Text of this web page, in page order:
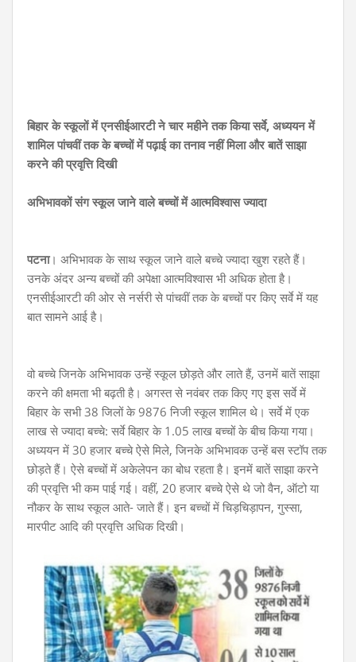
बिहार के स्कूलों में एनसीईआरटी ने चार महीने तक किया सर्वे, अध्ययन में
शामिल पांचवीं तक के बच्चों में पढ़ाई का तनाव नहीं मिला और बातें साझा
करने की प्रवृत्ति दिखी
अभिभावकों संग स्कूल जाने वाले बच्चों में आत्मविश्वास ज्यादा
पटना। अभिभावक के साथ स्कूल जाने वाले बच्चे ज्यादा खुश रहते हैं।
उनके अंदर अन्य बच्चों की अपेक्षा आत्मविश्वास भी अधिक होता है।
एनसीईआरटी की ओर से नर्सरी से पांचवीं तक के बच्चों पर किए सर्वे में यह
बात सामने आई है।
वो बच्चे जिनके अभिभावक उन्हें स्कूल छोड़ते और लाते हैं, उनमें बातें साझा
करने की क्षमता भी बढ़ती है। अगस्त से नवंबर तक किए गए इस सर्वे में
बिहार के सभी 38 जिलों के 9876 निजी स्कूल शामिल थे। सर्वे में एक
लाख से ज्यादा बच्चे: सर्वे बिहार के 1.05 लाख बच्चों के बीच किया गया।
अध्ययन में 30 हजार बच्चे ऐसे मिले, जिनके अभिभावक उन्हें बस स्टॉप तक
छोड़ते हैं। ऐसे बच्चों में अकेलेपन का बोध रहता है। इनमें बातें साझा करने
की प्रवृत्ति भी कम पाई गई। वहीं, 20 हजार बच्चे ऐसे थे जो वैन, ऑटो या
नौकर के साथ स्कूल आते- जाते हैं। इन बच्चों में चिड़चिड़ापन, गुस्सा,
मारपीट आदि की प्रवृत्ति अधिक दिखी।